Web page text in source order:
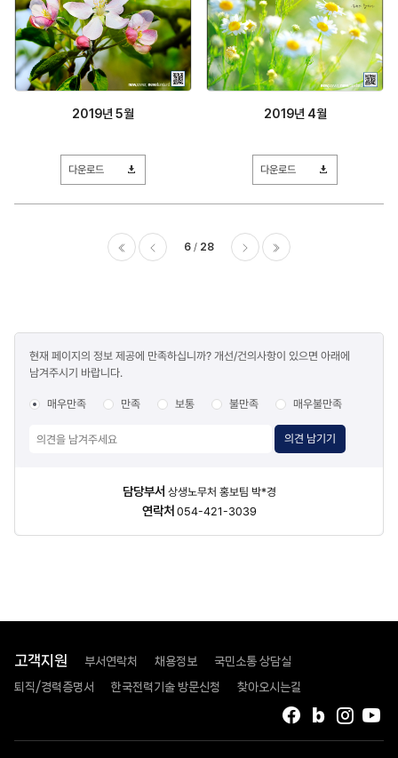
2019년 5월
다운로드
2019년 4월
다운로드
6 28
만족도
조사
현재 페이지의 정보 제공에 만족하십니까? 개선/건의사항이 있으면 아래에
남겨주시기 바랍니다.
매우만족 만족 보통 불만족 매우불만족
의견 남기기
담당부서 상생노무처 홍보팀 박*경
연락처 054-421-3039
고객지원 부서연락처 채용정보 국민소통 상담실
퇴직/경력증명서 한국전력기술 방문신청 찾아오시는길